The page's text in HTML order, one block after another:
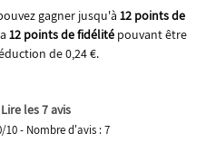
gagner jusqu'à 12points de
12points de fidélitépouvant être
de0,24 €.
Lire les 7 avis
/10- Nombre d'avis :7